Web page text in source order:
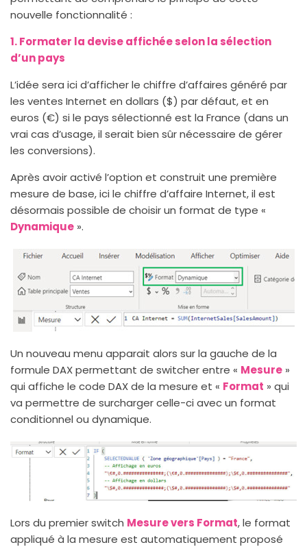
nouvelle fonctionnalité :
1. Formater la devise affichée selon la sélection
d’un pays
L’idée sera ici d’afficher le chiffre d’affaires généré par
les ventes Internet en dollars ($) par défaut, et en
euros (€) si le pays sélectionné est la France (dans un
vrai cas d’usage, il serait bien sûr nécessaire de gérer
les conversions).
Après avoir activé l’option et construit une première
mesure de base, ici le chiffre d’affaire Internet, il est
désormais possible de choisir un format de type «
Dynamique ».
Un nouveau menu apparait alors sur la gauche de la
formule DAX permettant de switcher entre « Mesure »
qui affiche le code DAX de la mesure et « Format » qui
va permettre de surcharger celle-ci avec un format
conditionnel ou dynamique.
Lors du premier switch Mesure vers Format, le format
appliqué à la mesure est automatiquement proposé